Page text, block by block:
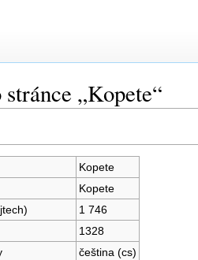
„Kopete“
Kopete
Kopete
1 746
1328
čeština (cs)